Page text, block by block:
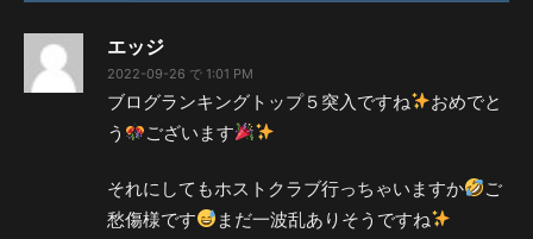
エッジ
2022-09-26 で 1:01 PM
ブログランキングトップ５突入ですね
おめでと
う
ございます
それにしてもホストクラブ行っちゃいますか
ご
愁傷様です
まだ一波乱ありそうですね